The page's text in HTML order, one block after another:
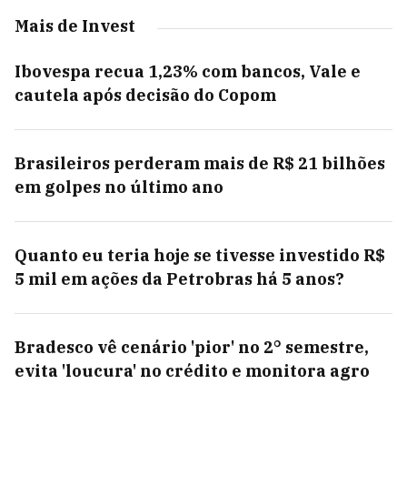
Mais de Invest
Ibovespa recua 1,23% com bancos, Vale e
cautela após decisão do Copom
Brasileiros perderam mais de R$ 21 bilhões
em golpes no último ano
Quanto eu teria hoje se tivesse investido R$
5 mil em ações da Petrobras há 5 anos?
Bradesco vê cenário 'pior' no 2° semestre,
evita 'loucura' no crédito e monitora agro